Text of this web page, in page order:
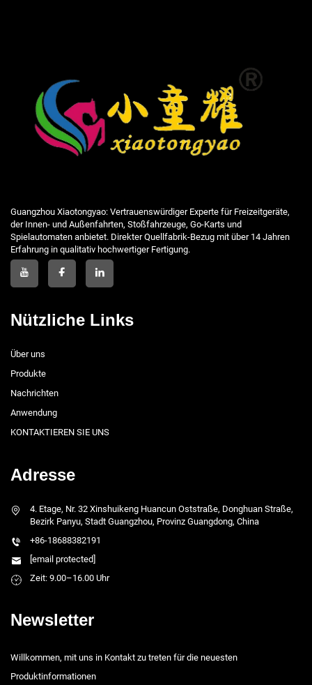
Guangzhou Xiaotongyao: Vertrauenswürdiger Experte für Freizeitgeräte,
der Innen- und Außenfahrten, Stoßfahrzeuge, Go-Karts und
Spielautomaten anbietet. Direkter Quellfabrik-Bezug mit über 14 Jahren
Erfahrung in qualitativ hochwertiger Fertigung.
Nützliche Links
Über uns
Produkte
Nachrichten
Anwendung
KONTAKTIEREN SIE UNS
Adresse
4. Etage, Nr. 32 Xinshuikeng Huancun Oststraße, Donghuan Straße,
Bezirk Panyu, Stadt Guangzhou, Provinz Guangdong, China
+86-18688382191
[email protected]
Zeit: 9.00–16.00 Uhr
Newsletter
Willkommen, mit uns in Kontakt zu treten für die neuesten
Produktinformationen